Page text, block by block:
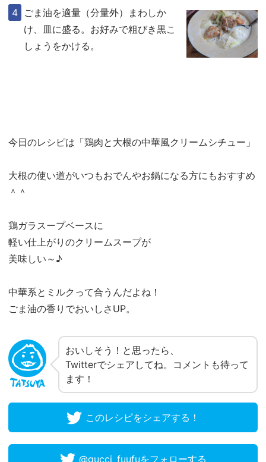
ごま油を適量（分量外）まわしか
け、皿に盛る。お好みで粗びき黒こ
しょうをかける。
今日のレシピは「鶏肉と大根の中華風クリームシチュー」
大根の使い道がいつもおでんやお鍋になる方にもおすすめ
＾＾
鶏ガラスープベースに
軽い仕上がりのクリームスープが
美味しい～♪
中華系とミルクって合うんだよね！
ごま油の香りでおいしさUP。
おいしそう！と思ったら、
Twitterでシェアしてね。コメントも待って
ます！
このレシピをシェアする！
@gucci_fuufuをフォローする